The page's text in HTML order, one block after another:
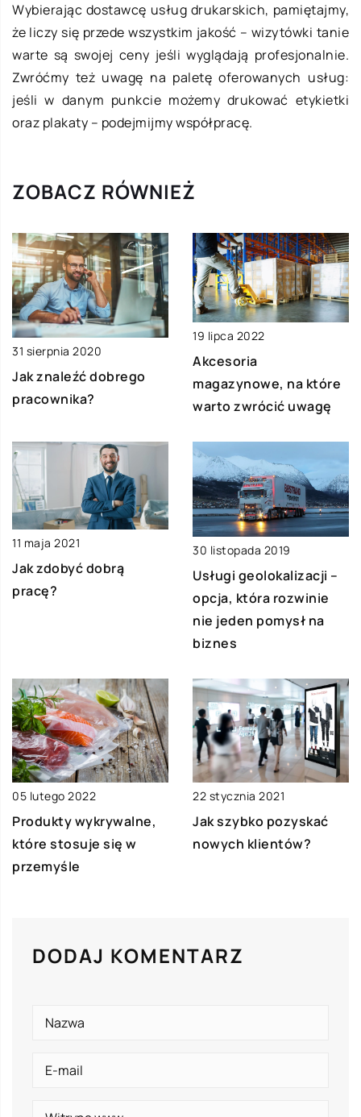
Wybierając dostawcę usług drukarskich, pamiętajmy,
że liczy się przede wszystkim jakość – wizytówki tanie
warte są swojej ceny jeśli wyglądają profesjonalnie.
Zwróćmy też uwagę na paletę oferowanych usług:
jeśli w danym punkcie możemy drukować etykietki
oraz plakaty – podejmijmy współpracę.
ZOBACZ RÓWNIEŻ
31 sierpnia 2020
Jak znaleźć dobrego
pracownika?
19 lipca 2022
Akcesoria
magazynowe, na które
warto zwrócić uwagę
11 maja 2021
Jak zdobyć dobrą
pracę?
30 listopada 2019
Usługi geolokalizacji –
opcja, która rozwinie
nie jeden pomysł na
biznes
05 lutego 2022
Produkty wykrywalne,
które stosuje się w
przemyśle
22 stycznia 2021
Jak szybko pozyskać
nowych klientów?
DODAJ KOMENTARZ